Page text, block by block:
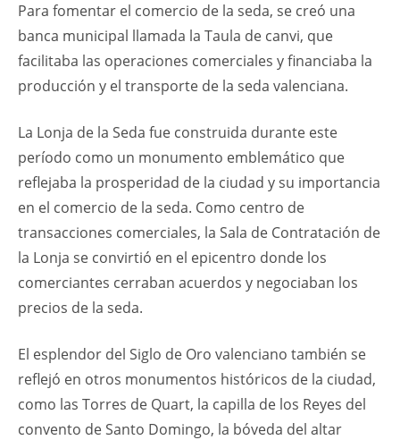
Para fomentar el comercio de la seda, se creó una
banca municipal llamada la Taula de canvi, que
facilitaba las operaciones comerciales y financiaba la
producción y el transporte de la seda valenciana.
La Lonja de la Seda fue construida durante este
período como un monumento emblemático que
reflejaba la prosperidad de la ciudad y su importancia
en el comercio de la seda. Como centro de
transacciones comerciales, la Sala de Contratación de
la Lonja se convirtió en el epicentro donde los
comerciantes cerraban acuerdos y negociaban los
precios de la seda.
El esplendor del Siglo de Oro valenciano también se
reflejó en otros monumentos históricos de la ciudad,
como las Torres de Quart, la capilla de los Reyes del
convento de Santo Domingo, la bóveda del altar